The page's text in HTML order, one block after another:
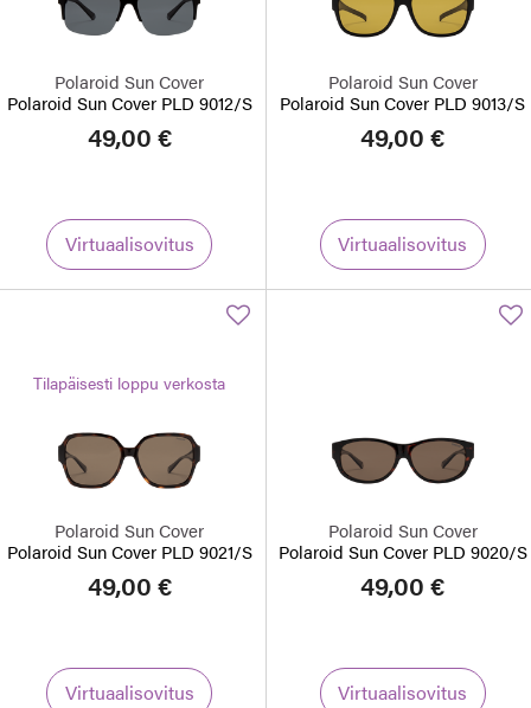
Polaroid Sun Cover
Polaroid Sun Cover PLD 9012/S
49,00 €
Virtuaalisovitus
Polaroid Sun Cover
Polaroid Sun Cover PLD 9013/S
49,00 €
Virtuaalisovitus
Tilapäisesti loppu verkosta
Polaroid Sun Cover
Polaroid Sun Cover PLD 9021/S
49,00 €
Virtuaalisovitus
Polaroid Sun Cover
Polaroid Sun Cover PLD 9020/S
49,00 €
Virtuaalisovitus